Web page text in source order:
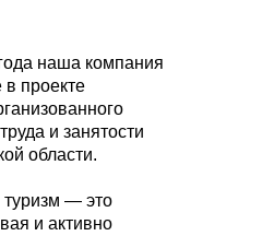
наша компания
в проекте
и занятости
области.
— это
и активно